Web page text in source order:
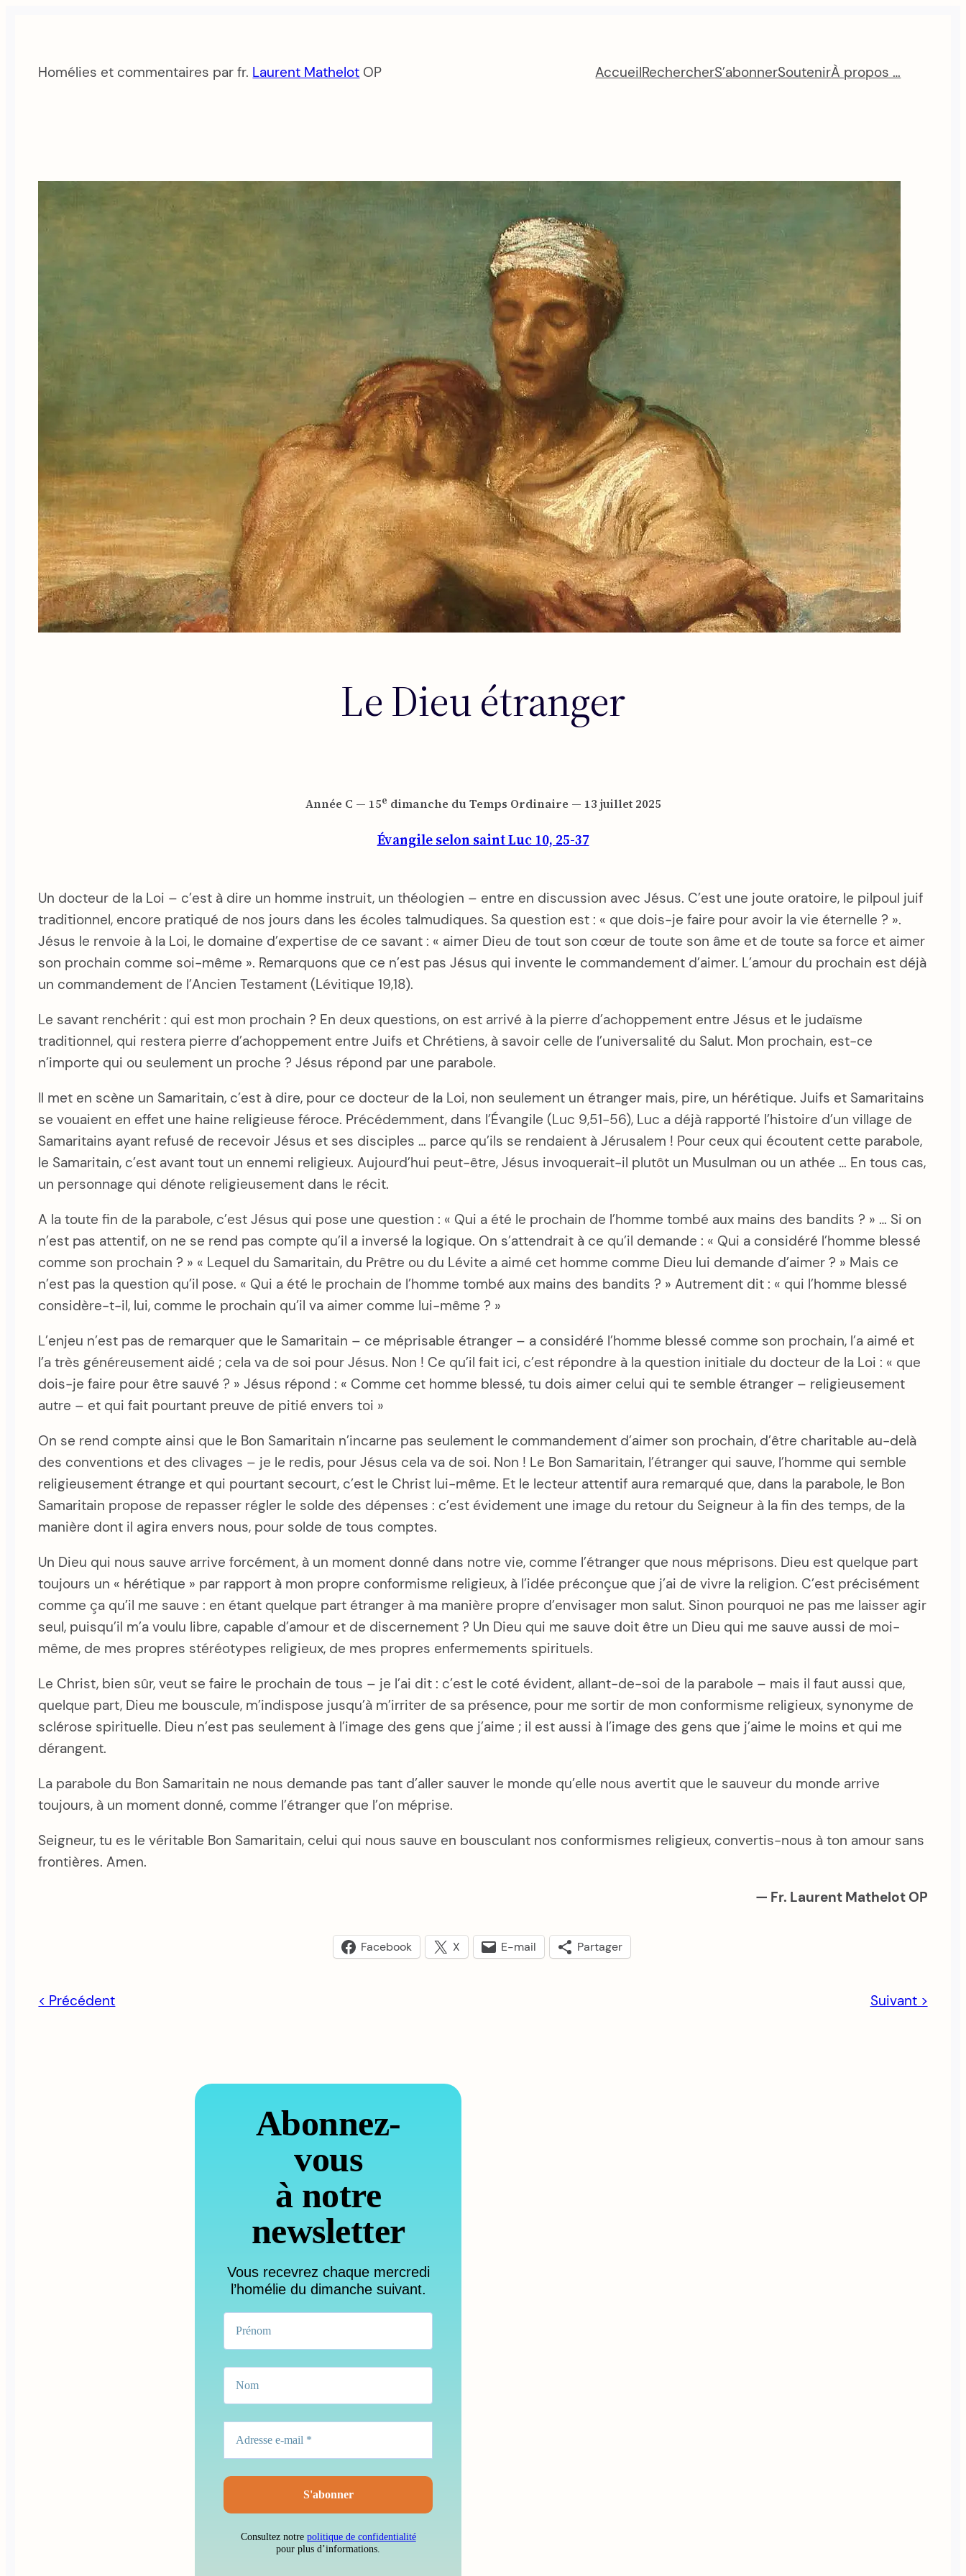
contenu
Homélies et commentaires par fr. Laurent Mathelot OP AccueilRechercherS’abonnerSoutenirÀ propos …
Le Dieu étranger
Année C — 15e dimanche du Temps Ordinaire — 13 juillet 2025
Évangile selon saint Luc 10, 25-37
Un docteur de la Loi – c’est à dire un homme instruit, un théologien – entre en discussion avec Jésus. C’est une joute oratoire, le pilpoul juif
traditionnel, encore pratiqué de nos jours dans les écoles talmudiques. Sa question est : « que dois-je faire pour avoir la vie éternelle ? ».
Jésus le renvoie à la Loi, le domaine d’expertise de ce savant : « aimer Dieu de tout son cœur de toute son âme et de toute sa force et aimer
son prochain comme soi-même ». Remarquons que ce n’est pas Jésus qui invente le commandement d’aimer. L’amour du prochain est déjà
un commandement de l’Ancien Testament (Lévitique 19,18).
Le savant renchérit : qui est mon prochain ? En deux questions, on est arrivé à la pierre d’achoppement entre Jésus et le judaïsme
traditionnel, qui restera pierre d’achoppement entre Juifs et Chrétiens, à savoir celle de l’universalité du Salut. Mon prochain, est-ce
n’importe qui ou seulement un proche ? Jésus répond par une parabole.
Il met en scène un Samaritain, c’est à dire, pour ce docteur de la Loi, non seulement un étranger mais, pire, un hérétique. Juifs et Samaritains
se vouaient en effet une haine religieuse féroce. Précédemment, dans l’Évangile (Luc 9,51-56), Luc a déjà rapporté l’histoire d’un village de
Samaritains ayant refusé de recevoir Jésus et ses disciples … parce qu’ils se rendaient à Jérusalem ! Pour ceux qui écoutent cette parabole,
le Samaritain, c’est avant tout un ennemi religieux. Aujourd’hui peut-être, Jésus invoquerait-il plutôt un Musulman ou un athée … En tous cas,
un personnage qui dénote religieusement dans le récit.
A la toute fin de la parabole, c’est Jésus qui pose une question : « Qui a été le prochain de l’homme tombé aux mains des bandits ? » … Si on
n’est pas attentif, on ne se rend pas compte qu’il a inversé la logique. On s’attendrait à ce qu’il demande : « Qui a considéré l’homme blessé
comme son prochain ? » « Lequel du Samaritain, du Prêtre ou du Lévite a aimé cet homme comme Dieu lui demande d’aimer ? » Mais ce
n’est pas la question qu’il pose. « Qui a été le prochain de l’homme tombé aux mains des bandits ? » Autrement dit : « qui l’homme blessé
considère-t-il, lui, comme le prochain qu’il va aimer comme lui-même ? »
L’enjeu n’est pas de remarquer que le Samaritain – ce méprisable étranger – a considéré l’homme blessé comme son prochain, l’a aimé et
l’a très généreusement aidé ; cela va de soi pour Jésus. Non ! Ce qu’il fait ici, c’est répondre à la question initiale du docteur de la Loi : « que
dois-je faire pour être sauvé ? » Jésus répond : « Comme cet homme blessé, tu dois aimer celui qui te semble étranger – religieusement
autre – et qui fait pourtant preuve de pitié envers toi »
On se rend compte ainsi que le Bon Samaritain n’incarne pas seulement le commandement d’aimer son prochain, d’être charitable au-delà
des conventions et des clivages – je le redis, pour Jésus cela va de soi. Non ! Le Bon Samaritain, l’étranger qui sauve, l’homme qui semble
religieusement étrange et qui pourtant secourt, c’est le Christ lui-même. Et le lecteur attentif aura remarqué que, dans la parabole, le Bon
Samaritain propose de repasser régler le solde des dépenses : c’est évidement une image du retour du Seigneur à la fin des temps, de la
manière dont il agira envers nous, pour solde de tous comptes.
Un Dieu qui nous sauve arrive forcément, à un moment donné dans notre vie, comme l’étranger que nous méprisons. Dieu est quelque part
toujours un « hérétique » par rapport à mon propre conformisme religieux, à l’idée préconçue que j’ai de vivre la religion. C’est précisément
comme ça qu’il me sauve : en étant quelque part étranger à ma manière propre d’envisager mon salut. Sinon pourquoi ne pas me laisser agir
seul, puisqu’il m’a voulu libre, capable d’amour et de discernement ? Un Dieu qui me sauve doit être un Dieu qui me sauve aussi de moi-
même, de mes propres stéréotypes religieux, de mes propres enfermements spirituels.
Le Christ, bien sûr, veut se faire le prochain de tous – je l’ai dit : c’est le coté évident, allant-de-soi de la parabole – mais il faut aussi que,
quelque part, Dieu me bouscule, m’indispose jusqu’à m’irriter de sa présence, pour me sortir de mon conformisme religieux, synonyme de
sclérose spirituelle. Dieu n’est pas seulement à l’image des gens que j’aime ; il est aussi à l’image des gens que j’aime le moins et qui me
dérangent.
La parabole du Bon Samaritain ne nous demande pas tant d’aller sauver le monde qu’elle nous avertit que le sauveur du monde arrive
toujours, à un moment donné, comme l’étranger que l’on méprise.
Seigneur, tu es le véritable Bon Samaritain, celui qui nous sauve en bousculant nos conformismes religieux, convertis-nous à ton amour sans
frontières. Amen.
— Fr. Laurent Mathelot OP
Facebook X E-mail Partager
< Précédent Suivant >
Abonnez-
vous
à notre
newsletter
Vous recevrez chaque mercredi
l’homélie du dimanche suivant.
Consultez notre politique de confidentialité
pour plus d’informations.